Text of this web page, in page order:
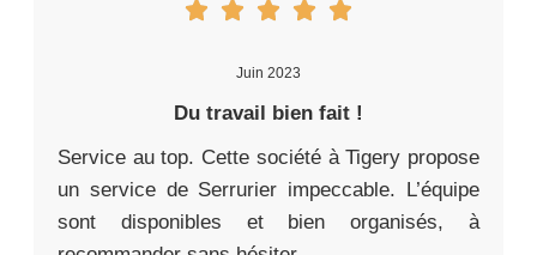
Juin 2023
Du travail bien fait !
Service au top. Cette société à Tigery propose
un service de Serrurier impeccable. L’équipe
sont disponibles et bien organisés, à